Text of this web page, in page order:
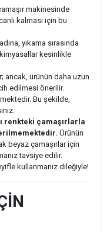
makinesinde
kalması için bu
yıkama sırasında
kesinlikle
ancak, ürünün daha uzun
edilmesi önerilir.
Bu şekilde,
renkteki çamaşırlarla
Ürünün
beyaz çamaşırlar için
tavsiye edilir.
kullanmanız dileğiyle!